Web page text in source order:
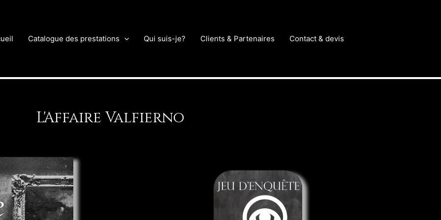
Catalogue des prestations Qui suis-je? Clients & Partenaires Contact & devis
L'Affaire Valfierno